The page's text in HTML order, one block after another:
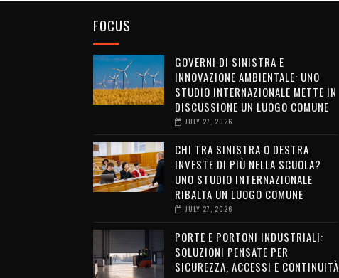
FOCUS
GOVERNI DI SINISTRA E
INNOVAZIONE AMBIENTALE: UNO
STUDIO INTERNAZIONALE METTE IN
DISCUSSIONE UN LUOGO COMUNE
JULY 27, 2026
CHI TRA SINISTRA O DESTRA
INVESTE DI PIÙ NELLA SCUOLA?
UNO STUDIO INTERNAZIONALE
RIBALTA UN LUOGO COMUNE
JULY 27, 2026
PORTE E PORTONI INDUSTRIALI:
SOLUZIONI PENSATE PER
SICUREZZA, ACCESSI E CONTINUITÀ